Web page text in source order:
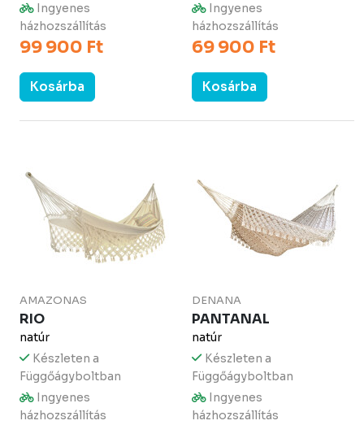
Ingyenes
házhozszállítás
99 900 Ft
Kosárba
Ingyenes
házhozszállítás
69 900 Ft
Kosárba
AMAZONAS
RIO
natúr
Készleten a
Függőágyboltban
Ingyenes
házhozszállítás
DENANA
PANTANAL
natúr
Készleten a
Függőágyboltban
Ingyenes
házhozszállítás